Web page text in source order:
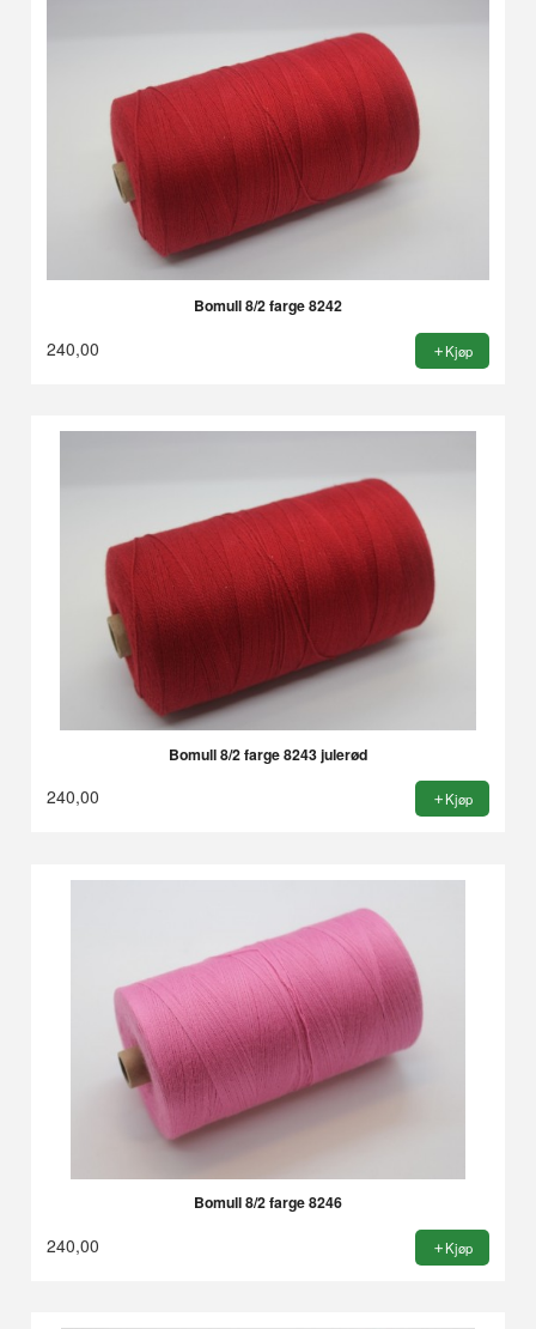
Bomull 8/2 farge 8242
240,00 Kjøp
Bomull 8/2 farge 8243 julerød
240,00 Kjøp
Bomull 8/2 farge 8246
240,00 Kjøp